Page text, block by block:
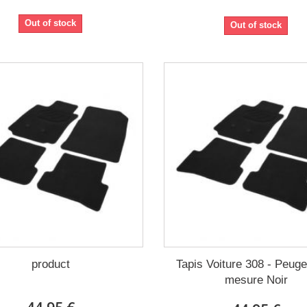
Out of stock Out of stock
product
Tapis Voiture 308 -
mesure Noir